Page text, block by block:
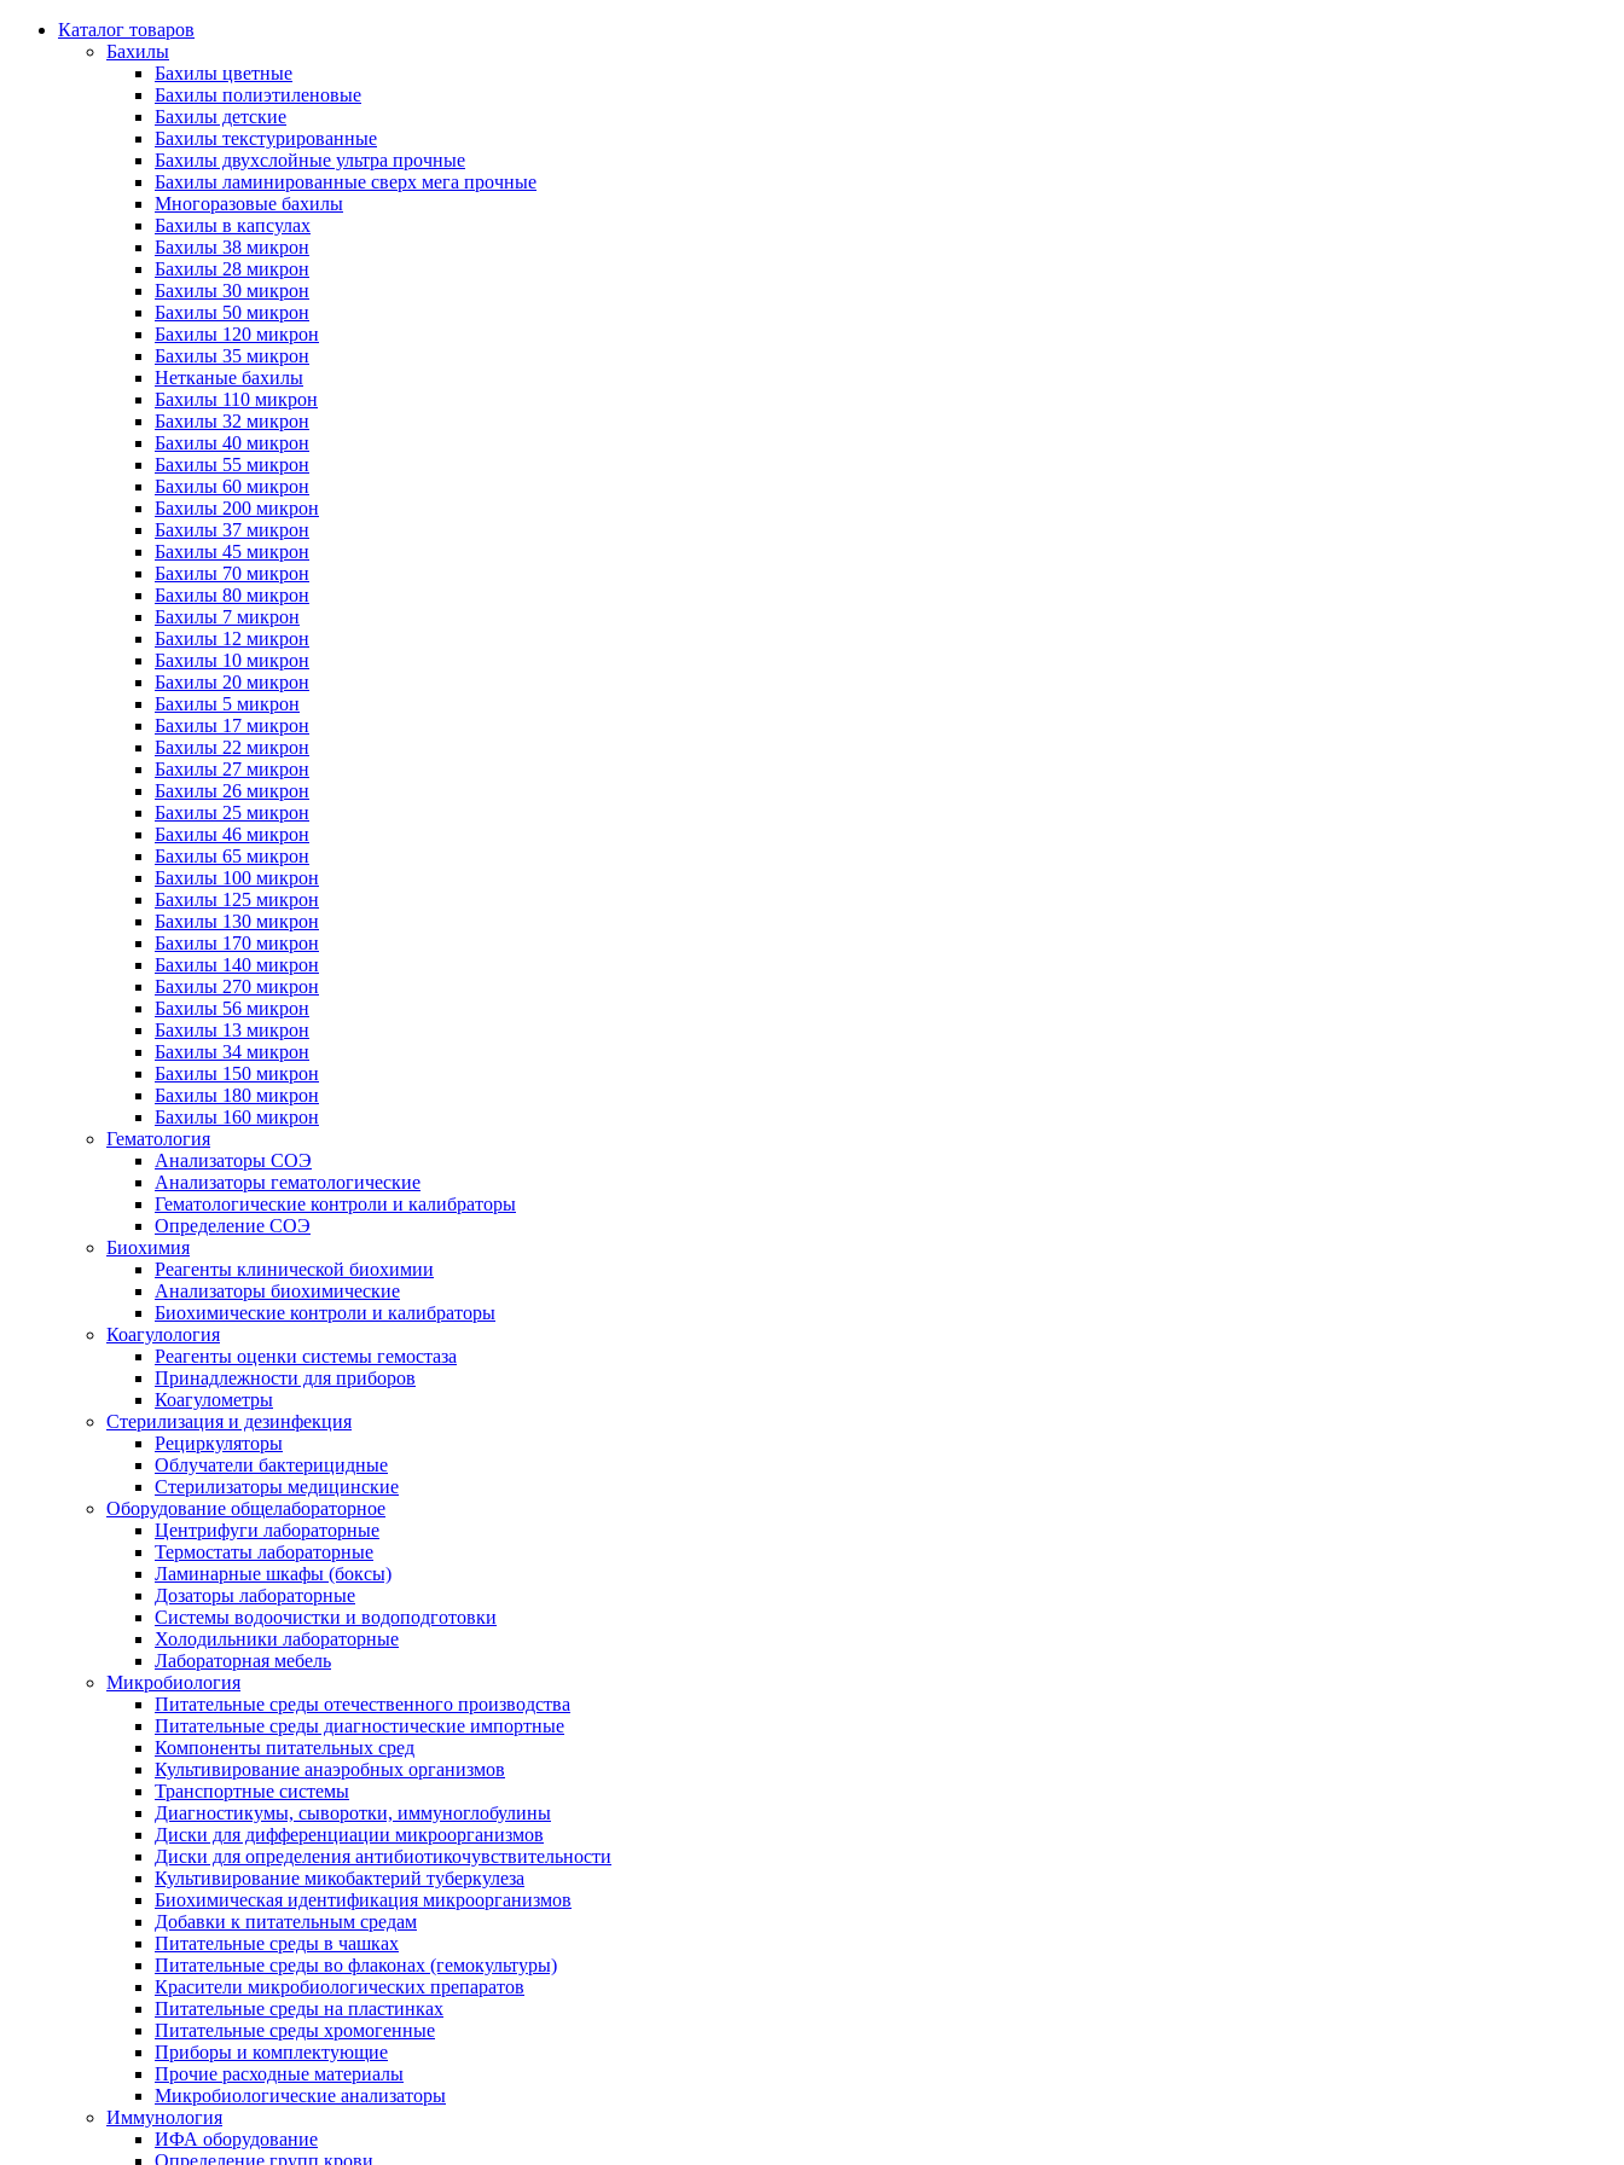
Каталог товаров
Бахилы
Бахилы цветные
Бахилы полиэтиленовые
Бахилы детские
Бахилы текстурированные
Бахилы двухслойные ультра прочные
Бахилы ламинированные сверх мега прочные
Многоразовые бахилы
Бахилы в капсулах
Бахилы 38 микрон
Бахилы 28 микрон
Бахилы 30 микрон
Бахилы 50 микрон
Бахилы 120 микрон
Бахилы 35 микрон
Нетканые бахилы
Бахилы 110 микрон
Бахилы 32 микрон
Бахилы 40 микрон
Бахилы 55 микрон
Бахилы 60 микрон
Бахилы 200 микрон
Бахилы 37 микрон
Бахилы 45 микрон
Бахилы 70 микрон
Бахилы 80 микрон
Бахилы 7 микрон
Бахилы 12 микрон
Бахилы 10 микрон
Бахилы 20 микрон
Бахилы 5 микрон
Бахилы 17 микрон
Бахилы 22 микрон
Бахилы 27 микрон
Бахилы 26 микрон
Бахилы 25 микрон
Бахилы 46 микрон
Бахилы 65 микрон
Бахилы 100 микрон
Бахилы 125 микрон
Бахилы 130 микрон
Бахилы 170 микрон
Бахилы 140 микрон
Бахилы 270 микрон
Бахилы 56 микрон
Бахилы 13 микрон
Бахилы 34 микрон
Бахилы 150 микрон
Бахилы 180 микрон
Бахилы 160 микрон
Гематология
Анализаторы СОЭ
Анализаторы гематологические
Гематологические контроли и калибраторы
Определение СОЭ
Биохимия
Реагенты клинической биохимии
Анализаторы биохимические
Биохимические контроли и калибраторы
Коагулология
Реагенты оценки системы гемостаза
Принадлежности для приборов
Коагулометры
Стерилизация и дезинфекция
Рециркуляторы
Облучатели бактерицидные
Стерилизаторы медицинские
Оборудование общелабораторное
Центрифуги лабораторные
Термостаты лабораторные
Ламинарные шкафы (боксы)
Дозаторы лабораторные
Системы водоочистки и водоподготовки
Холодильники лабораторные
Лабораторная мебель
Микробиология
Питательные среды отечественного производства
Питательные среды диагностические импортные
Компоненты питательных сред
Культивирование анаэробных организмов
Транспортные системы
Диагностикумы, сыворотки, иммуноглобулины
Диски для дифференциации микроорганизмов
Диски для определения антибиотикочувствительности
Культивирование микобактерий туберкулеза
Биохимическая идентификация микроорганизмов
Добавки к питательным средам
Питательные среды в чашках
Питательные среды во флаконах (гемокультуры)
Красители микробиологических препаратов
Питательные среды на пластинках
Питательные среды хромогенные
Приборы и комплектующие
Прочие расходные материалы
Микробиологические анализаторы
Иммунология
ИФА оборудование
Определение групп крови